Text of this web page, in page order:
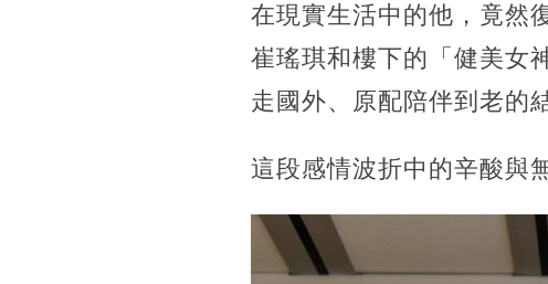
在現實生活中的他，竟然
崔瑤琪和樓下的「健美女
走國外、原配陪伴到老的
這段感情波折中的辛酸與